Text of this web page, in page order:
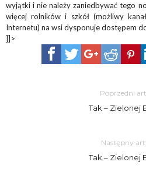
wyjątki i nie należy zaniedbywać tego
więcej rolników i szkół (możliwy
Internetu) na wsi dysponuje dostępem
]]>
Poprzedni
Tak – Zielonej
Następny
Tak – Zielonej